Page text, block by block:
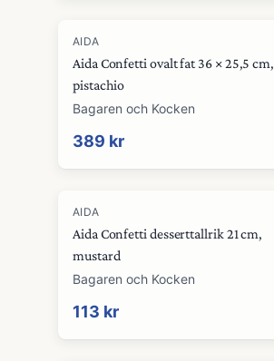
AIDA
Aida Confetti ovalt fat 36 × 25,5 cm,
pistachio
Bagaren och Kocken
389 kr
AIDA
Aida Confetti desserttallrik 21 cm,
mustard
Bagaren och Kocken
113 kr